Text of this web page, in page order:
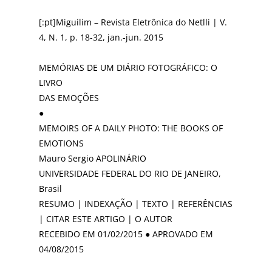
[:pt]Miguilim – Revista Eletrônica do Netlli | V.
4, N. 1, p. 18-32, jan.-jun. 2015
MEMÓRIAS DE UM DIÁRIO FOTOGRÁFICO: O
LIVRO
DAS EMOÇÕES
●
MEMOIRS OF A DAILY PHOTO: THE BOOKS OF
EMOTIONS
Mauro Sergio APOLINÁRIO
UNIVERSIDADE FEDERAL DO RIO DE JANEIRO,
Brasil
RESUMO | INDEXAÇÃO | TEXTO | REFERÊNCIAS
| CITAR ESTE ARTIGO | O AUTOR
RECEBIDO EM 01/02/2015 ● APROVADO EM
04/08/2015